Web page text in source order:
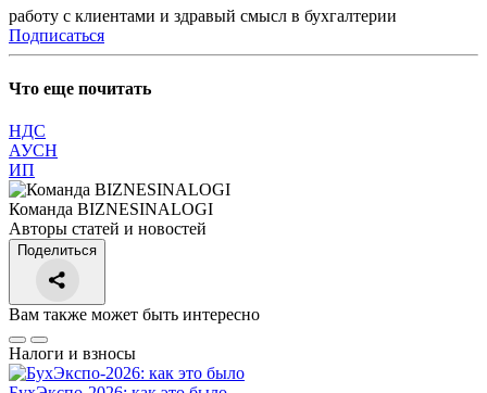
работу с клиентами и здравый смысл в бухгалтерии
Подписаться
Что еще почитать
НДС
АУСН
ИП
Команда BIZNESINALOGI
Авторы статей и новостей
Поделиться
Вам также может быть интересно
Налоги и взносы